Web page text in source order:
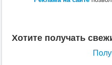
Выращивание
Хотите получать